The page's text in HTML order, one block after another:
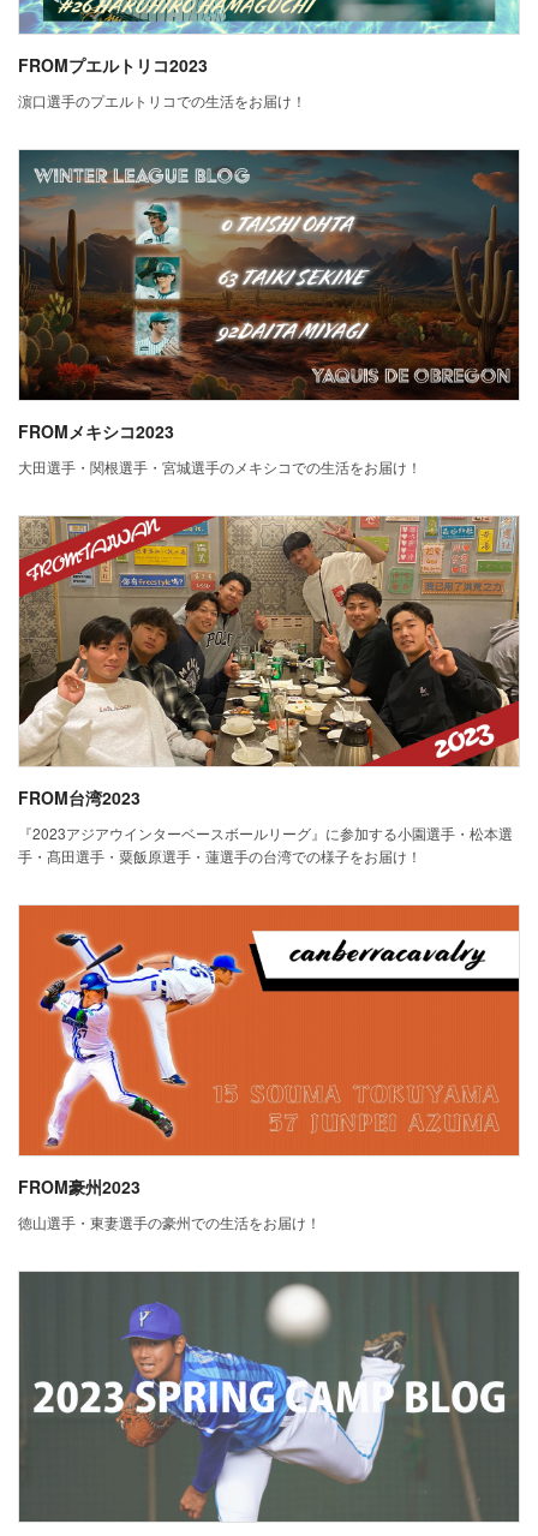
FROMプエルトリコ2023
濵口選手のプエルトリコでの生活をお届け！
FROMメキシコ2023
大田選手・関根選手・宮城選手のメキシコでの生活をお届け！
FROM台湾2023
『2023アジアウインターベースボールリーグ』に参加する小園選手・松本選
手・髙田選手・粟飯原選手・蓮選手の台湾での様子をお届け！
FROM豪州2023
徳山選手・東妻選手の豪州での生活をお届け！